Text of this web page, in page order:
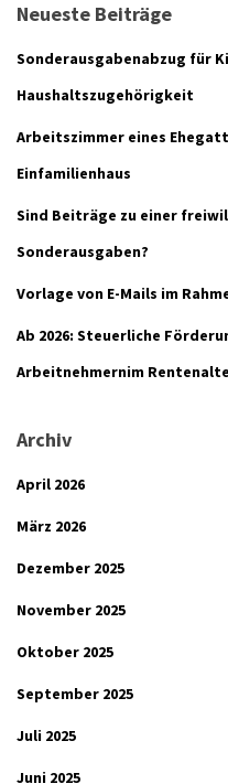
n
a
c
:
Neueste Beiträge
Sonderausgabenabzug für
Haushaltszugehörigkeit
Arbeitszimmer eines
Einfamilienhaus
Sind Beiträge zu einer
Sonderausgaben?
Vorlage von E-Mails im
Ab 2026: Steuerliche
Arbeitnehmernim
Archiv
April 2026
März 2026
Dezember 2025
November 2025
Oktober 2025
September 2025
Juli 2025
Juni 2025